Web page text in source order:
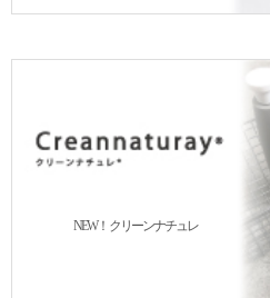
NEW！ クリーンナチュレ